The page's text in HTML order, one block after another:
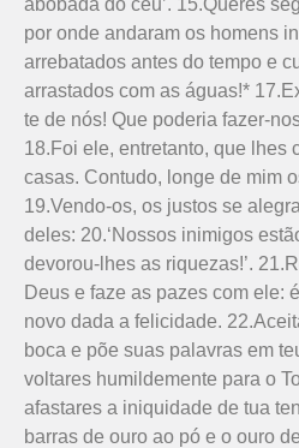
por onde andaram os homens
arrebatados antes do tempo e
arrastados com as águas!*
te de nós! Que poderia fazer-
18.Foi ele, entretanto, que lhes
casas. Contudo, longe de mim
19.Vendo-os, os justos se
deles: 20.‘Nossos inimigos
devorou-lhes as riquezas!’.
Deus e faze as pazes com ele:
novo dada a felicidade.
boca e põe suas palavras em
voltares humildemente para o
afastares a iniquidade de tua
barras de ouro ao pó e o ouro